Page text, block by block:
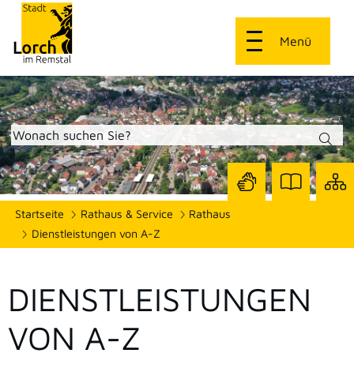
Menü
Startseite Rathaus & Service
Rathaus
Dienstleistungen von A-Z
Seite
DIENSTLEISTUNGEN
VON A-Z